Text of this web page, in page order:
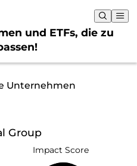
und ETFs, die zu
Unternehmen
Group
Impact Score